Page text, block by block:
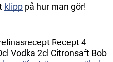
klipp på hur man gör!
Recept 4
Vodka 2cl Citronsaft Bob